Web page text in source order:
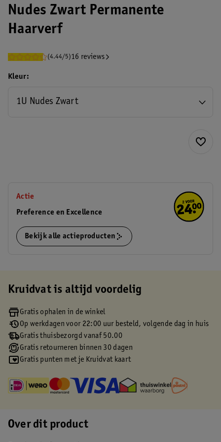
Nudes Zwart Permanente
Haarverf
(4.44/5)16 reviews
Kleur
1U Nudes Zwart
Actie
Preference en Excellence
Bekijk alle actieproducten
Kruidvat is altijd voordelig
Gratis ophalen in de winkel
Op werkdagen voor 22:00 uur besteld, volgende dag in huis
Gratis thuisbezorgd vanaf 50.00
Gratis retourneren binnen 30 dagen
Gratis punten met je Kruidvat kaart
Over dit product